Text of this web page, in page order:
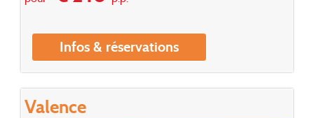
Infos & réservations
Valence